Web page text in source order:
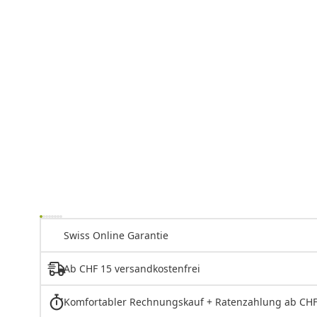
Swiss Online Garantie
Ab CHF 15 versandkostenfrei
Komfortabler Rechnungskauf + Ratenzahlung ab